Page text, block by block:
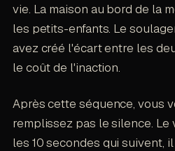
vie. La maison au bord de la
les petits-enfants. Le
avez créé l'écart entre les
le coût de l'inaction.
Après cette séquence, vous
remplissez pas le silence. Le
les 10 secondes qui suivent,